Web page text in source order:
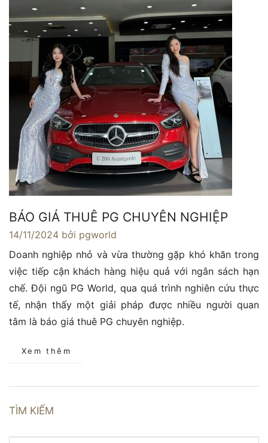
BÁO GIÁ THUÊ PG CHUYÊN NGHIỆP
14/11/2024 bởi pgworld
Doanh nghiệp nhỏ và vừa thường gặp khó khăn trong
việc tiếp cận khách hàng hiệu quả với ngân sách hạn
chế. Đội ngũ PG World, qua quá trình nghiên cứu thực
tế, nhận thấy một giải pháp được nhiều người quan
tâm là báo giá thuê PG chuyên nghiệp.
Xem thêm
TÌM KIẾM